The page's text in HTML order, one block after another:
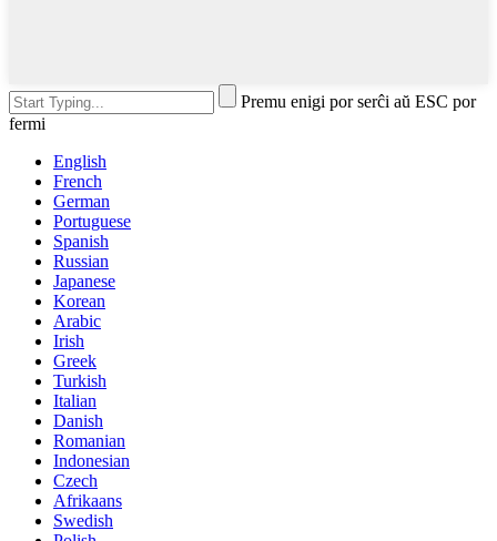
Premu enigi por serĉi aŭ ESC por
fermi
English
French
German
Portuguese
Spanish
Russian
Japanese
Korean
Arabic
Irish
Greek
Turkish
Italian
Danish
Romanian
Indonesian
Czech
Afrikaans
Swedish